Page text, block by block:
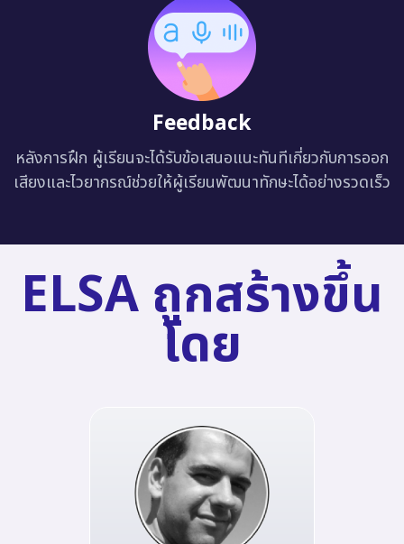
Feedback
หลังการฝึก ผู้เรียนจะได้รับข้อเสนอแนะทันทีเกี่ยวกับการออก
เสียงและไวยากรณ์ช่วยให้ผู้เรียนพัฒนาทักษะได้อย่างรวดเร็ว
ELSA ถูกสร้างขึ้น
โดย